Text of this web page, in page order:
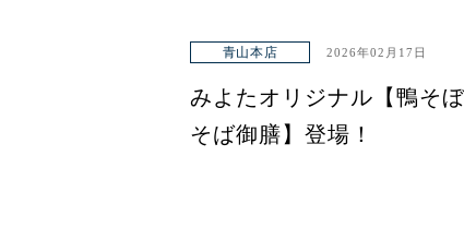
青山本店 2026年02月17日
みよたオリジナル【鴨そ
そば御膳】登場！